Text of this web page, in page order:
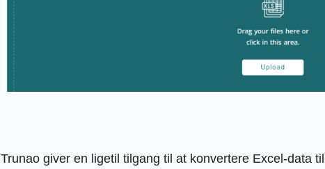
Trunao giver en ligetil tilgang til at konvertere Excel-data